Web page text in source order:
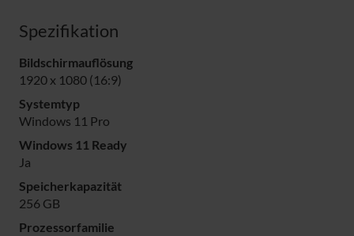
Spezifikation
Bildschirmauflösung
1920 x 1080 (16:9)
Systemtyp
Windows 11 Pro
Windows 11 Ready
Ja
Speicherkapazität
256 GB
Prozessorfamilie